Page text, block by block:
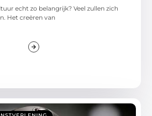
echt zo belangrijk? Veel zullen zich
Het creëren van